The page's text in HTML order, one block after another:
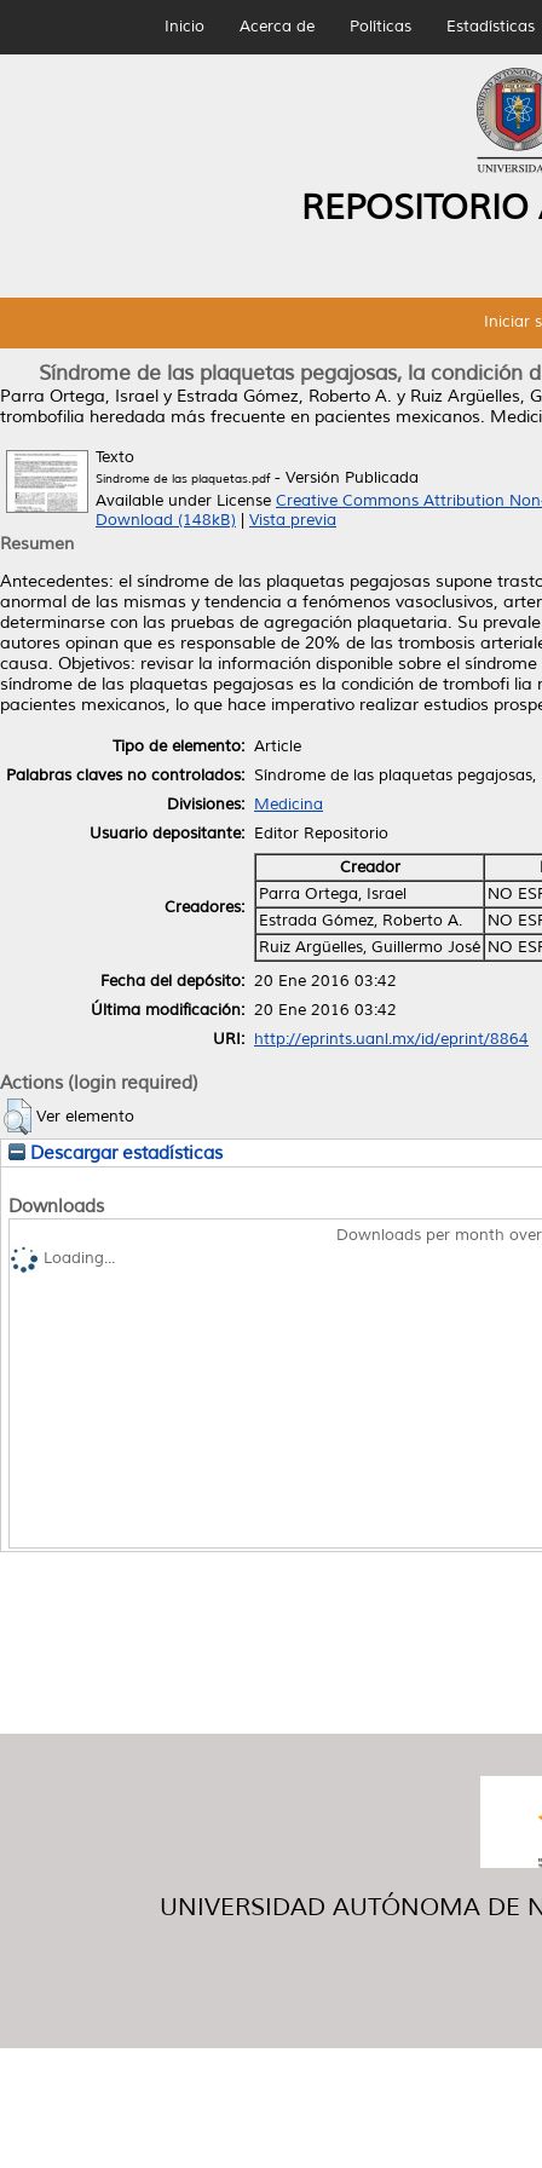
Inicio Acerca de Políticas Estadísticas
Iniciar
Síndrome de las plaquetas pegajosas, la
Parra Ortega, Israel y Estrada Gómez, Roberto A. y Ruiz Argüelles,
trombofilia heredada más frecuente en pacientes mexicanos.
Texto
Sindrome de las plaquetas.pdf- Versión Publicada
Available under License Creative Commons Attribution
Download (148kB)
Vista previa
Resumen
Antecedentes: el síndrome de las plaquetas pegajosas supone
anormal de las mismas y tendencia a fenómenos vasoclusivos,
determinarse con las pruebas de agregación plaquetaria. Su
autores opinan que es responsable de 20% de las trombosis
causa. Objetivos: revisar la información disponible sobre el
síndrome de las plaquetas pegajosas es la condición de trombofi
pacientes mexicanos, lo que hace imperativo realizar estudios
Tipo de elemento: Article
Palabras claves no controlados: Síndrome de las plaquetas
Divisiones: Medicina
Usuario depositante: Editor Repositorio
Creadores:
Creador
Parra Ortega, Israel
NO
Estrada Gómez, Roberto A.
NO
Ruiz Argüelles, Guillermo José NO
Fecha del depósito: 20 Ene 2016 03:42
Última modificación: 20 Ene 2016 03:42
URI: http://eprints.uanl.mx/id/eprint/8864
Actions (login required)
Ver elemento
Descargar estadísticas
Downloads
Downloads per month
Loading...
UNIVERSIDAD AUTÓNOMA DE